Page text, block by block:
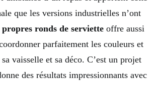
que les versions industrielles n’ont
propres ronds de serviette offre aussi
parfaitement les couleurs et
vaisselle et sa déco. C’est un projet
des résultats impressionnants avec